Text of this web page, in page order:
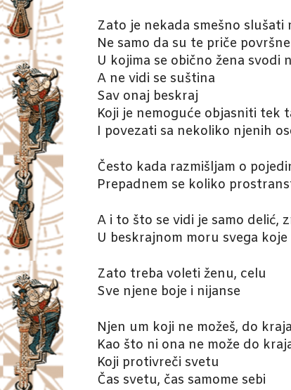
Zato je nekada smešno slušati
Ne samo da su te priče
U kojima se obično žena svodi
A ne vidi se suština
Sav onaj beskraj
Koji je nemoguće objasniti tek
I povezati sa nekoliko njenih
Često kada razmišljam o
Prepadnem se koliko
A i to što se vidi je samo delić,
U beskrajnom moru svega
Zato treba voleti ženu, celu
Sve njene boje i nijanse
Njen um koji ne možeš, do
Kao što ni ona ne može do
Koji protivreči svetu
Čas svetu, čas samome sebi